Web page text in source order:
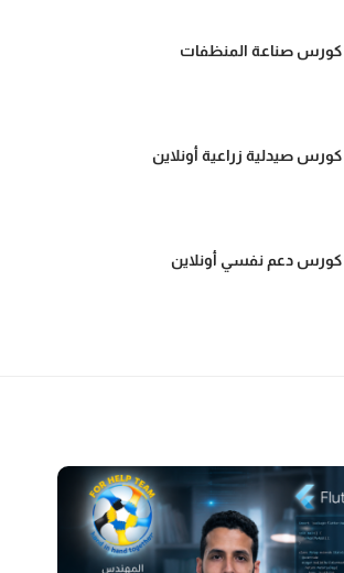
كورس صناعة المنظفات
كورس صيدلية زراعية أونلاين
كورس دعم نفسي أونلاين